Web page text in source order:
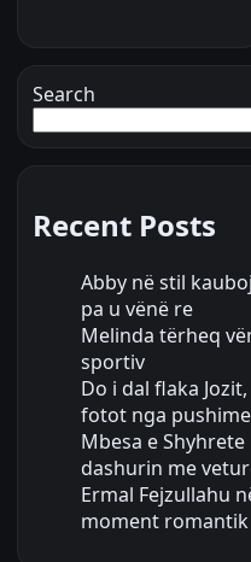
Search
Recent Posts
Abby në stil
pa u vënë re
Melinda tërheq
sportiv
Do i dal flaka
fotot nga
Mbesa e
dashurin me
Ermal Fejzullahu
moment romantik